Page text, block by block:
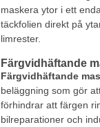
maskera ytor i ett
täckfolien direkt på
limrester.
Färgvidhäftande
Färgvidhäftande
beläggning som gör
förhindrar att färgen
bilreparationer och